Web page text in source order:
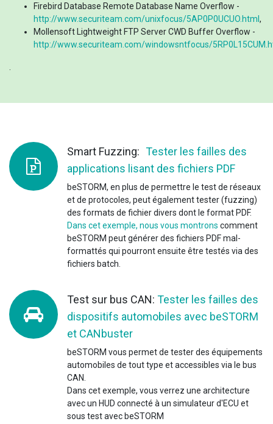
Firebird Database Remote Database Name Overflow -
http://www.securiteam.com/unixfocus/5AP0P0UCUO.html ,
Mollensoft Lightweight FTP Server CWD Buffer Overflow -
http://www.securiteam.com/windowsntfocus/
Smart Fuzzing: Tester les failles des
applications lisant des fichiers PDF
beSTORM, en plus de permettre le test de réseaux
et de protocoles, peut également tester (fuzzing)
des formats de fichier divers dont le format PDF.
Dans cet exemple, nous vous montrons comment
beSTORM peut générer des fichiers PDF mal-
formattés qui pourront ensuite être testés via des
fichiers batch.
Test sur bus CAN: Tester les failles des
dispositifs automobiles avec beSTORM
et CANbuster
beSTORM vous permet de tester des équipements
automobiles de tout type et accessibles via le bus
CAN.
Dans cet exemple, vous verrez une architecture
avec un HUD connecté à un simulateur d'ECU et
sous test avec beSTORM